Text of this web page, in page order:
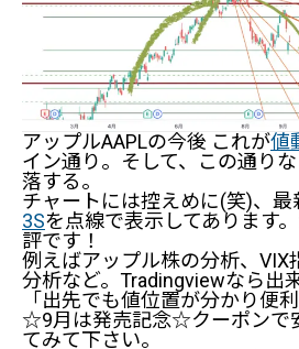
アップルAAPLの今後 これが値
イン通り。そして、この通り
落する。
チャートには控えめに(笑)、最
3Sを点線で表示してあります
評です！
例えばアップル株の分析、VIX
分析など。Tradingviewなら出
「出先でも値位置が分かり便
☆9月は発売記念☆クーポンで
てみて下さい。